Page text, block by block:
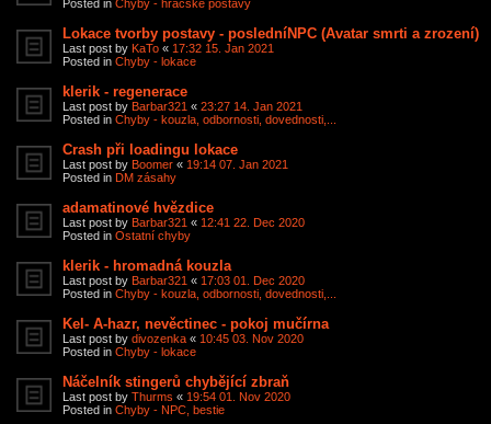
Posted in Chyby - hráčské postavy
Lokace tvorby postavy - posledníNPC (Avatar smrti a zrození)
Last post by KaTo « 17:32 15. Jan 2021
Posted in Chyby - lokace
klerik - regenerace
Last post by Barbar321 « 23:27 14. Jan 2021
Posted in Chyby - kouzla, odbornosti, dovednosti,...
Crash při loadingu lokace
Last post by Boomer « 19:14 07. Jan 2021
Posted in DM zásahy
adamatinové hvězdice
Last post by Barbar321 « 12:41 22. Dec 2020
Posted in Ostatní chyby
klerik - hromadná kouzla
Last post by Barbar321 « 17:03 01. Dec 2020
Posted in Chyby - kouzla, odbornosti, dovednosti,...
Kel- A-hazr, nevěctinec - pokoj mučírna
Last post by divozenka « 10:45 03. Nov 2020
Posted in Chyby - lokace
Náčelník stingerů chybějící zbraň
Last post by Thurms « 19:54 01. Nov 2020
Posted in Chyby - NPC, bestie